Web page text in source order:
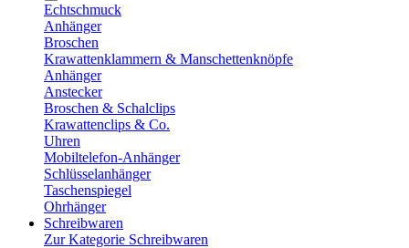
Echtschmuck
Anhänger
Broschen
Krawattenklammern & Manschettenknöpfe
Anhänger
Anstecker
Broschen & Schalclips
Krawattenclips & Co.
Uhren
Mobiltelefon-Anhänger
Schlüsselanhänger
Taschenspiegel
Ohrhänger
Schreibwaren
Zur Kategorie Schreibwaren